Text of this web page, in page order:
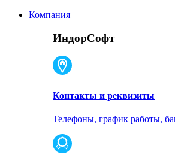
Компания
ИндорСофт
Контакты и реквизиты
Телефоны, график работы,